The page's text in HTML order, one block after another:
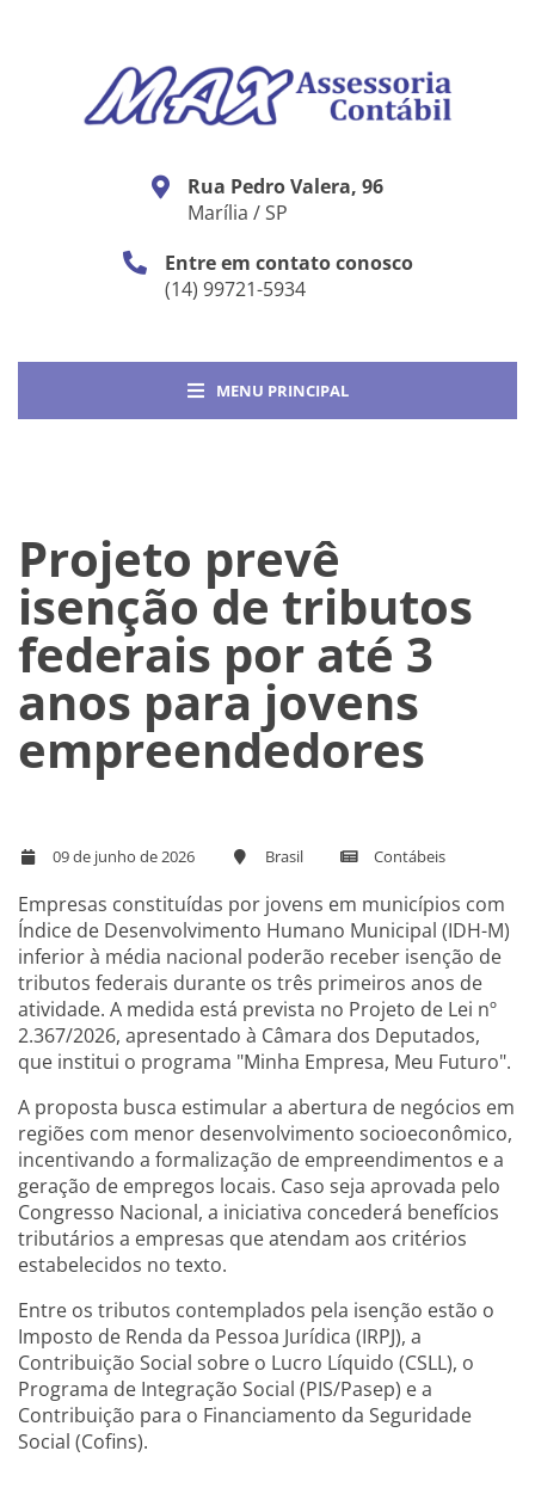
Rua Pedro Valera, 96
Marília / SP
Entre em contato conosco
(14) 99721-5934
MENU PRINCIPAL
Projeto prevê
isenção de tributos
federais por até 3
anos para jovens
empreendedores
09 de junho de 2026 Brasil Contábeis
Empresas constituídas por jovens em municípios com
Índice de Desenvolvimento Humano Municipal (IDH-M)
inferior à média nacional poderão receber isenção de
tributos federais durante os três primeiros anos de
atividade. A medida está prevista no Projeto de Lei nº
2.367/2026, apresentado à Câmara dos Deputados,
que institui o programa "Minha Empresa, Meu Futuro".
A proposta busca estimular a abertura de negócios em
regiões com menor desenvolvimento socioeconômico,
incentivando a formalização de empreendimentos e a
geração de empregos locais. Caso seja aprovada pelo
Congresso Nacional, a iniciativa concederá benefícios
tributários a empresas que atendam aos critérios
estabelecidos no texto.
Entre os tributos contemplados pela isenção estão o
Imposto de Renda da Pessoa Jurídica (IRPJ), a
Contribuição Social sobre o Lucro Líquido (CSLL), o
Programa de Integração Social (PIS/Pasep) e a
Contribuição para o Financiamento da Seguridade
Social (Cofins).